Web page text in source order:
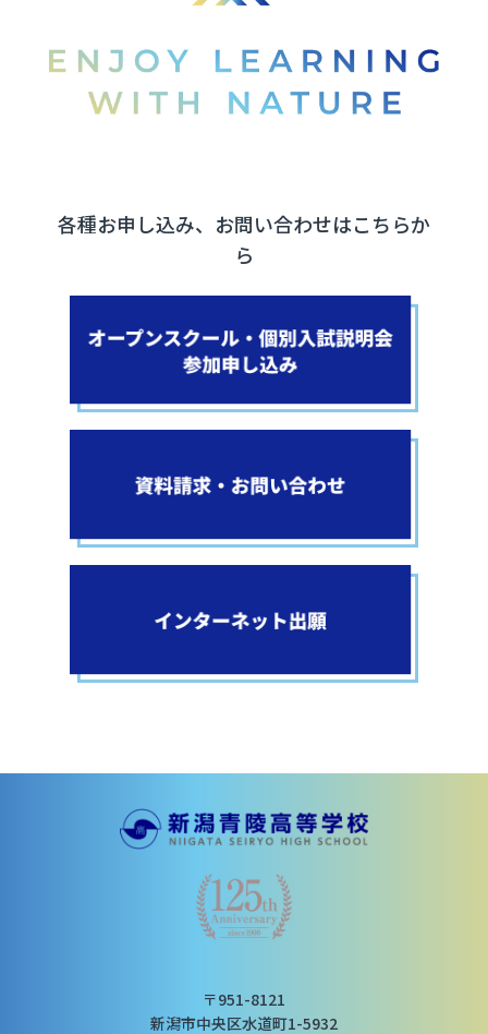
各種お申し込み、お問い合わせはこちらか
ら
〒951-8121
新潟市中央区水道町1-5932